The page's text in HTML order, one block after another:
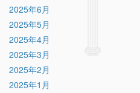
2025年6月
2025年5月
2025年4月
2025年3月
2025年2月
2025年1月